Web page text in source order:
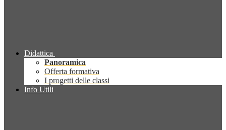
Didattica
Panoramica
Offerta formativa
I progetti delle classi
Info Utili